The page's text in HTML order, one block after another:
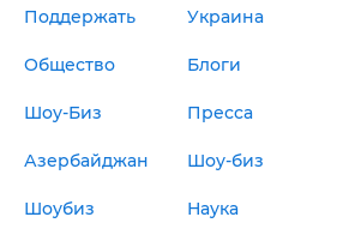
Поддержать Украина
Общество Блоги
Шоу-Биз Пресса
Азербайджан Шоу-биз
Шоубиз Наука